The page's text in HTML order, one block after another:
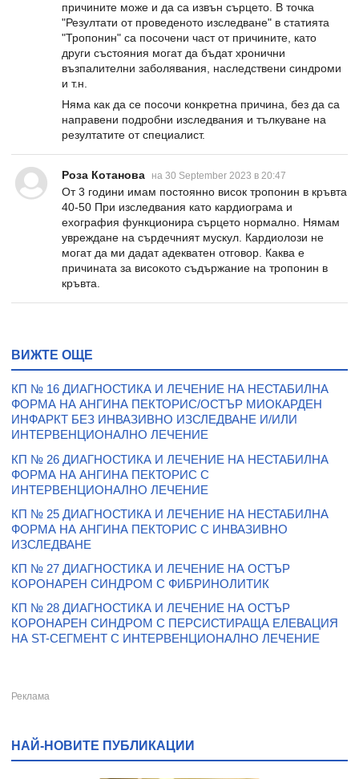
причините може и да са извън сърцето. В точка
"Резултати от проведеното изследване" в статията
"Тропонин" са посочени част от причините, като
други състояния могат да бъдат хронични
възпалителни заболявания, наследствени синдроми
и т.н.
Няма как да се посочи конкретна причина, без да са
направени подробни изследвания и тълкуване на
резултатите от специалист.
Роза Котанова на 30 September 2023 в 20:47
От 3 години имам постоянно висок тропонин в кръвта
40-50 При изследвания като кардиограма и
ехография функционира сърцето нормално. Нямам
увреждане на сърдечният мускул. Кардиолози не
могат да ми дадат адекватен отговор. Каква е
причината за високото съдържание на тропонин в
кръвта.
ВИЖТЕ ОЩЕ
КП № 16 ДИАГНОСТИКА И ЛЕЧЕНИЕ НА НЕСТАБИЛНА
ФОРМА НА АНГИНА ПЕКТОРИС/ОСТЪР МИОКАРДЕН
ИНФАРКТ БЕЗ ИНВАЗИВНО ИЗСЛЕДВАНЕ И/ИЛИ
ИНТЕРВЕНЦИОНАЛНО ЛЕЧЕНИЕ
КП № 26 ДИАГНОСТИКА И ЛЕЧЕНИЕ НА НЕСТАБИЛНА
ФОРМА НА АНГИНА ПЕКТОРИС С
ИНТЕРВЕНЦИОНАЛНО ЛЕЧЕНИЕ
КП № 25 ДИАГНОСТИКА И ЛЕЧЕНИЕ НА НЕСТАБИЛНА
ФОРМА НА АНГИНА ПЕКТОРИС С ИНВАЗИВНО
ИЗСЛЕДВАНЕ
КП № 27 ДИАГНОСТИКА И ЛЕЧЕНИЕ НА ОСТЪР
КОРОНАРЕН СИНДРОМ С ФИБРИНОЛИТИК
КП № 28 ДИАГНОСТИКА И ЛЕЧЕНИЕ НА ОСТЪР
КОРОНАРЕН СИНДРОМ С ПЕРСИСТИРАЩА ЕЛЕВАЦИЯ
НА ST-СЕГМЕНТ С ИНТЕРВЕНЦИОНАЛНО ЛЕЧЕНИЕ
НАЙ-НОВИТЕ ПУБЛИКАЦИИ